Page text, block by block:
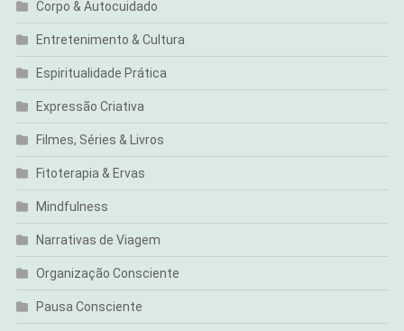
Corpo & Autocuidado
Entretenimento & Cultura
Espiritualidade Prática
Expressão Criativa
Filmes, Séries & Livros
Fitoterapia & Ervas
Mindfulness
Narrativas de Viagem
Organização Consciente
Pausa Consciente